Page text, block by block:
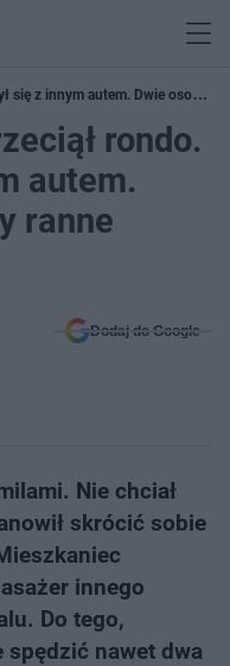
się z innym autem. Dwie osoby
rondo.
autem.
ranne
Dodaj do Google
Nie chciał
skrócić sobie
innego
Do tego,
spędzić nawet dwa